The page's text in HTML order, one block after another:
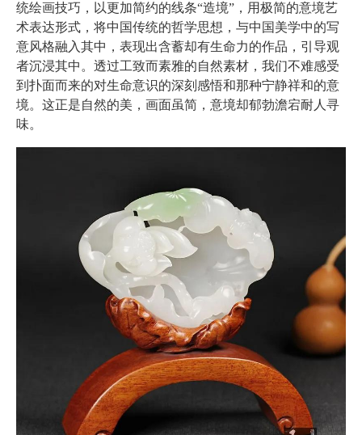
统绘画技巧，以更加简约的线条“造境”，用极简的意境艺
术表达形式，将中国传统的哲学思想，与中国美学中的写
意风格融入其中，表现出含蓄却有生命力的作品，引导观
者沉浸其中。透过工致而素雅的自然素材，我们不难感受
到扑面而来的对生命意识的深刻感悟和那种宁静祥和的意
境。这正是自然的美，画面虽简，意境却郁勃澹宕耐人寻
味。